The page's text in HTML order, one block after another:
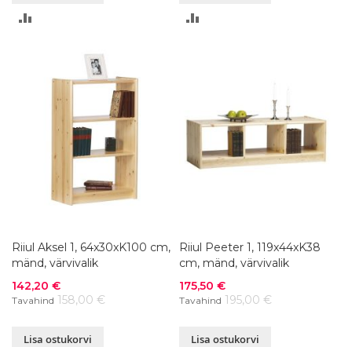
Riiul Aksel 1, 64x30xK100 cm,
mänd, värvivalik
Soodushind
142,20 €
Tavahind 158,00 €
Lisa ostukorvi
Riiul Peeter 1, 119x44xK38
cm, mänd, värvivalik
Soodushind
175,50 €
Tavahind 195,00 €
Lisa ostukorvi